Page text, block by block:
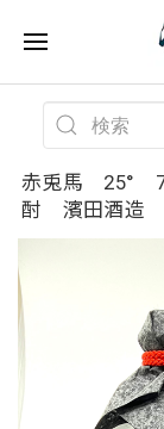
赤兎馬 25°
酎 濱田酒造